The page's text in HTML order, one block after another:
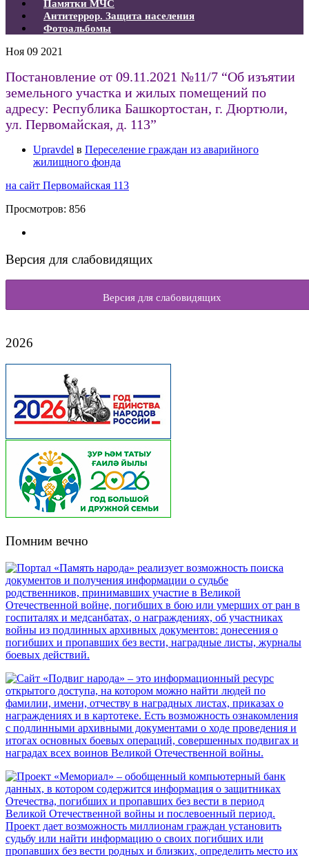
Памятки МЧС
Антитеррор. Защита населения
Фотоальбомы
Ноя 09 2021
Постановление от 09.11.2021 №11/7 “Об изъятии
земельного участка и жилых помещений по
адресу: Республика Башкортостан, г. Дюртюли,
ул. Первомайская, д. 113”
Upravdel в Переселение граждан из аварийного
жилищного фонда
на сайт Первомайская 113
Просмотров: 856
Версия для слабовидящих
Версия для слабовидящих
2026
Помним вечно